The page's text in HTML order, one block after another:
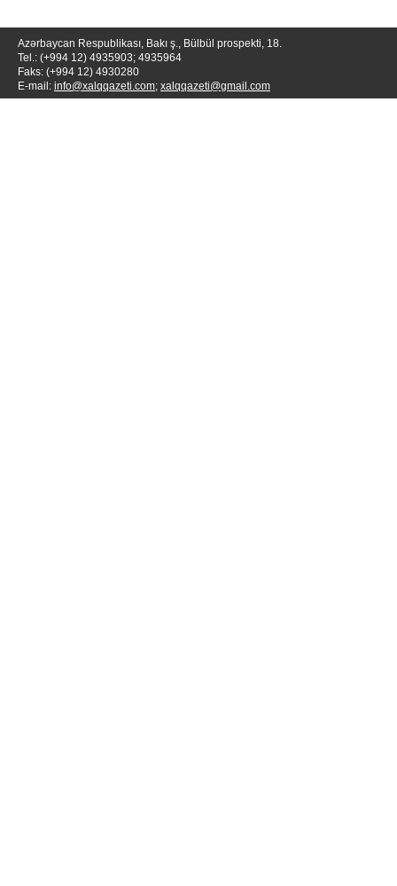
Azərbaycan Respublikası, Bakı ş., Bülbül prospekti, 18.
Tel.: (+994 12) 4935903; 4935964
Faks: (+994 12) 4930280
E-mail: info@xalqqazeti.com; xalqqazeti@gmail.com